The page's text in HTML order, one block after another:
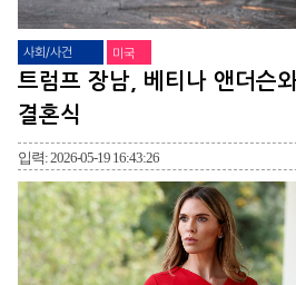
사회/사건 미국
트럼프 장남, 베티나 앤더슨
결혼식
입력: 2026-05-19 16:43:26